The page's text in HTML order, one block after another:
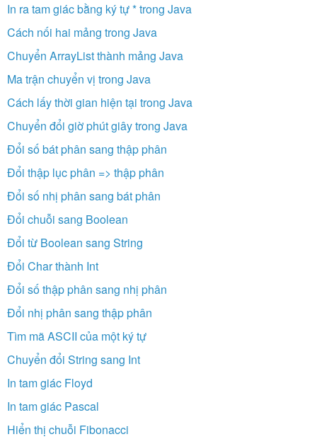
In ra tam giác bằng ký tự * trong Java
Cách nối hai mảng trong Java
Chuyển ArrayList thành mảng Java
Ma trận chuyển vị trong Java
Cách lấy thời gian hiện tại trong Java
Chuyển đổi giờ phút giây trong Java
Đổi số bát phân sang thập phân
Đổi thập lục phân => thập phân
Đổi số nhị phân sang bát phân
Đổi chuỗi sang Boolean
Đổi từ Boolean sang String
Đổi Char thành Int
Đổi số thập phân sang nhị phân
Đổi nhị phân sang thập phân
Tìm mã ASCII của một ký tự
Chuyển đổi String sang Int
In tam giác Floyd
In tam giác Pascal
Hiển thị chuỗi Fibonacci